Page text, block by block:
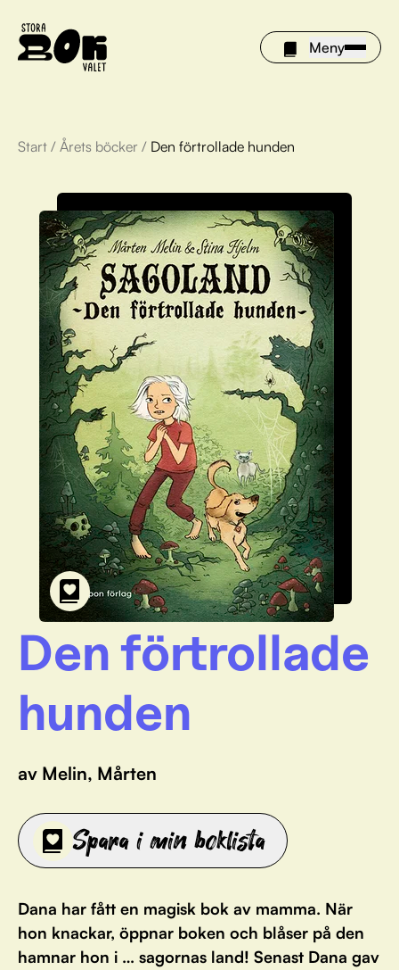
Meny
Årets böcker
Om Stora bokvalet
Olivia tipsar
Vinnare
FAQ
För bibliotek
Start / Årets böcker / Den förtrollade hunden
Den förtrollade
hunden
av Melin, Mårten
Spara i min boklista
Dana har fått en magisk bok av mamma. När
hon knackar, öppnar boken och blåser på den
hamnar hon i … sagornas land! Senast Dana gav